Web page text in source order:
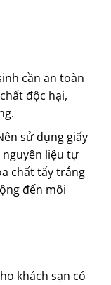
cần an toàn
độc hại,
sử dụng giấy
liệu tự
chất tẩy trắng
đến môi
khách sạn có